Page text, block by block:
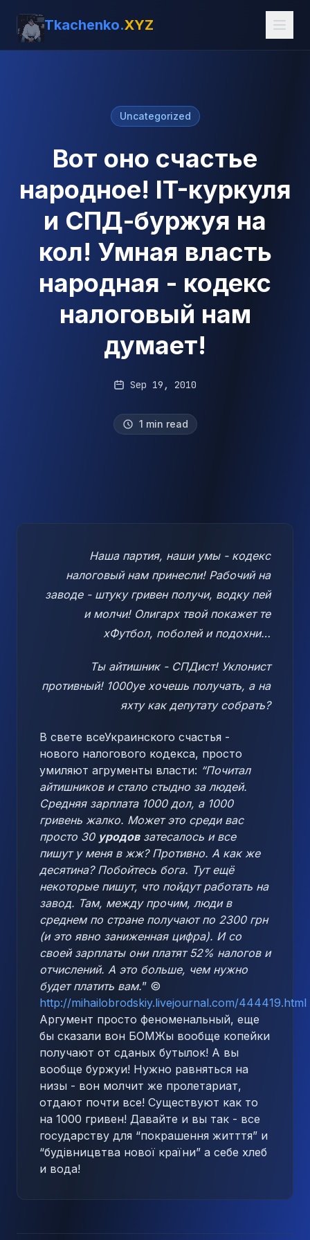
Tkachenko.XYZ
Uncategorized
Вот оно счастье
народное! IT-куркуля
и СПД-буржуя на
кол! Умная власть
народная - кодекс
налоговый нам
думает!
Sep 19, 2010
1 min read
Наша партия, наши умы - кодекс
налоговый нам принесли! Рабочий на
заводе - штуку гривен получи, водку пей
и молчи! Олигарх твой покажет те
хФутбол, поболей и подохни…
Ты айтишник - СПДист! Уклонист
противный! 1000уе хочешь получать, а на
яхту как депутату собрать?
В свете всеУкраинского счастья -
нового налогового кодекса, просто
умиляют агрументы власти: “Почитал
айтишников и стало стыдно за людей.
Средняя зарплата 1000 дол, а 1000
гривень жалко. Может это среди вас
просто 30 уродовзатесалось и все
пишут у меня в жж? Противно. А как же
десятина? Побойтесь бога. Тут ещё
некоторые пишут, что пойдут работать на
завод. Там, между прочим, люди в
среднем по стране получают по 2300 грн
(и это явно заниженная цифра). И со
своей зарплаты они платят 52% налогов и
отчислений. А это больше, чем нужно
будет платить вам.” ©
http://mihailobrodskiy.livejournal.com/444419.html
Аргумент просто феноменальный, еще
бы сказали вон БОМЖы вообще копейки
получают от сданых бутылок! А вы
вообще буржуи! Нужно равняться на
низы - вон молчит же пролетариат,
отдают почти все! Существуют как то
на 1000 гривен! Давайте и вы так - все
государству для “покрашення житття” и
“будівницвтва нової країни” а себе хлеб
и вода!